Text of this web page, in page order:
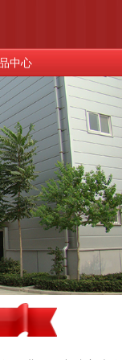
中心